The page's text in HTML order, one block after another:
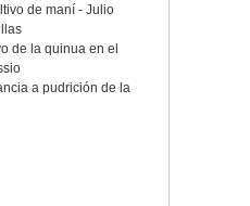
de maní - Julio
de la quinua en el
a pudrición de la